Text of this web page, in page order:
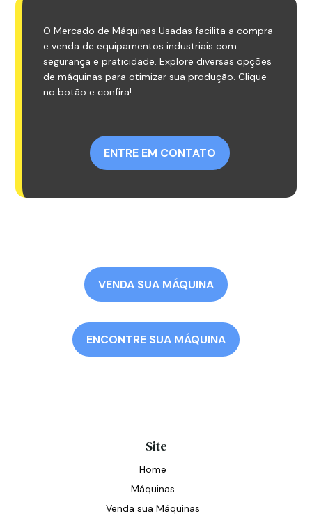
O Mercado de Máquinas Usadas facilita a compra
e venda de equipamentos industriais com
segurança e praticidade. Explore diversas opções
de máquinas para otimizar sua produção. Clique
no botão e confira!
ENTRE EM CONTATO
VENDA SUA MÁQUINA
ENCONTRE SUA MÁQUINA
Site
Home
Máquinas
Venda sua Máquinas